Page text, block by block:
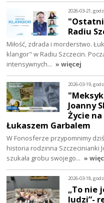
2026-03-21,
Radiu
Miłość, zdrada i morderstwo.
klangor" w Radiu Szczecin.
intensywnych… » więcej
2026-03-19,
Joanny
Życie
Łukaszem Garbalem
W Fonosferze przypomnimy
historia rodzinna Szczecinianki
szukała grobu swojego… »
2026-03-18,
„To nie
ludzi”-